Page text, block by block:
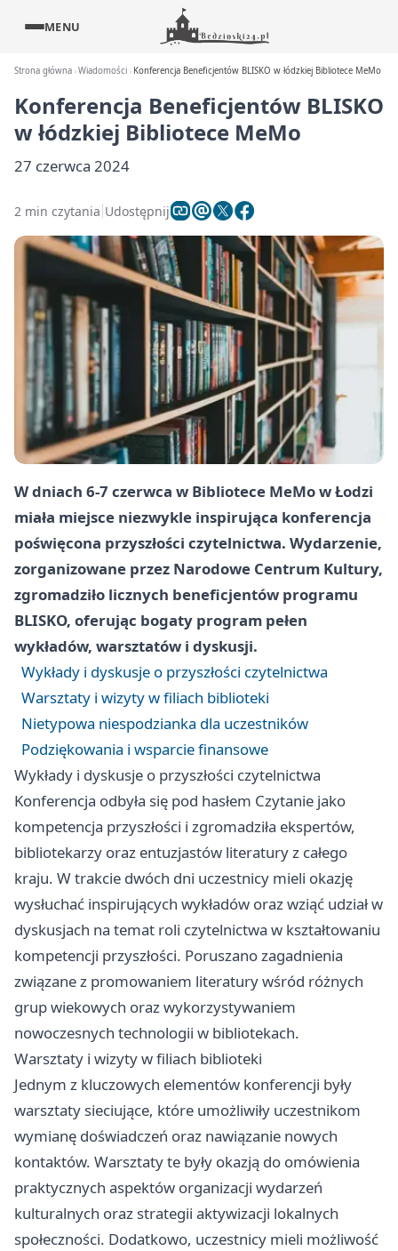
MENU
Strona główna Wiadomości Konferencja Beneficjentów BLISKO w łódzkiej Bibliotece MeMo
Konferencja Beneficjentów BLISKO
w łódzkiej Bibliotece MeMo
27 czerwca 2024
2 min czytania Udostępnij
W dniach 6-7 czerwca w Bibliotece MeMo w Łodzi
miała miejsce niezwykle inspirująca konferencja
poświęcona przyszłości czytelnictwa. Wydarzenie,
zorganizowane przez Narodowe Centrum Kultury,
zgromadziło licznych beneficjentów programu
BLISKO, oferując bogaty program pełen
wykładów, warsztatów i dyskusji.
Wykłady i dyskusje o przyszłości czytelnictwa
Warsztaty i wizyty w filiach biblioteki
Nietypowa niespodzianka dla uczestników
Podziękowania i wsparcie finansowe
Wykłady i dyskusje o przyszłości czytelnictwa
Konferencja odbyła się pod hasłem Czytanie jako
kompetencja przyszłości i zgromadziła ekspertów,
bibliotekarzy oraz entuzjastów literatury z całego
kraju. W trakcie dwóch dni uczestnicy mieli okazję
wysłuchać inspirujących wykładów oraz wziąć udział w
dyskusjach na temat roli czytelnictwa w kształtowaniu
kompetencji przyszłości. Poruszano zagadnienia
związane z promowaniem literatury wśród różnych
grup wiekowych oraz wykorzystywaniem
nowoczesnych technologii w bibliotekach.
Warsztaty i wizyty w filiach biblioteki
Jednym z kluczowych elementów konferencji były
warsztaty sieciujące, które umożliwiły uczestnikom
wymianę doświadczeń oraz nawiązanie nowych
kontaktów. Warsztaty te były okazją do omówienia
praktycznych aspektów organizacji wydarzeń
kulturalnych oraz strategii aktywizacji lokalnych
społeczności. Dodatkowo, uczestnicy mieli możliwość